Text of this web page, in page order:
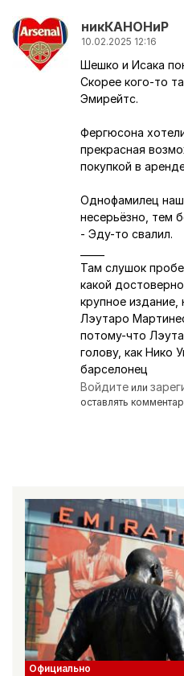
никКАНОНиР
10.02.2025 12:16
Шешко и Исака
Скорее кого-то
Эмирейтс.
Фергюсона
прекрасная
покупкой в
Однофамилец
несерьёзно, тем
- Эду-то свалил.
Там слушок
какой
крупное издание,
Лэутаро
потому-что
голову, как Нико
барселонец
Войдите или
оставлять
Официально